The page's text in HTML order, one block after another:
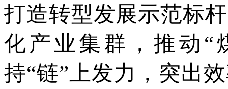
打造转型发展示范标
化产业集群，推动“
持“链”上发力，突出